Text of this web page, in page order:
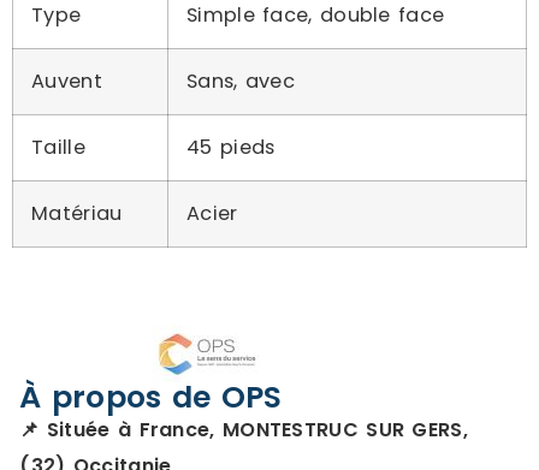
Type Simple face, double face
Auvent Sans, avec
Taille 45 pieds
Matériau Acier
À propos de OPS
📌 Située à France, MONTESTRUC SUR GERS,